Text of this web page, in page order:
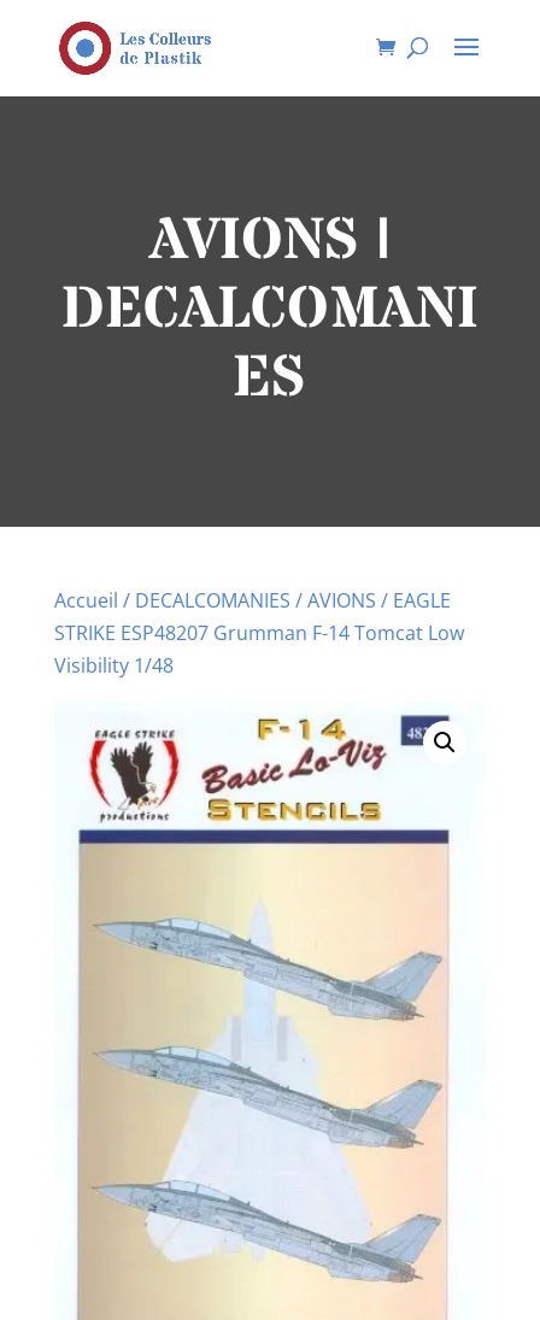
AVIONS |
DECALCOMANI
ES
Accueil / DECALCOMANIES /AVIONS / EAGLE
STRIKE ESP48207 Grumman F-14 Tomcat Low
Visibility 1/48